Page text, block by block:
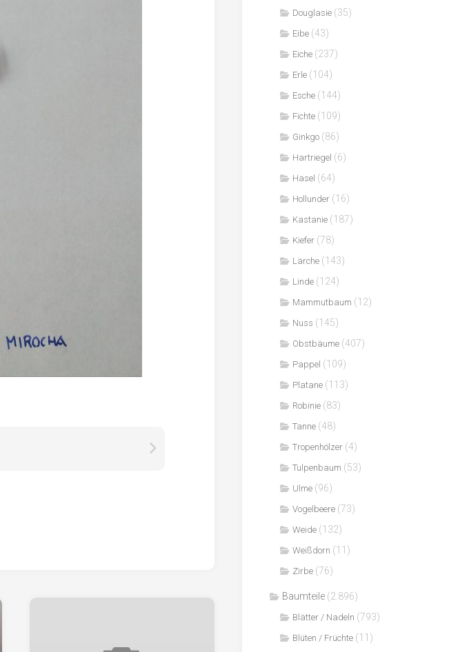
Douglasie (35)
Eibe (43)
Eiche (237)
Erle (104)
Esche (144)
Fichte (109)
Ginkgo (86)
Hartriegel (6)
Hasel (64)
Hollunder (16)
Kastanie (187)
Kiefer (78)
Lärche (143)
Linde (124)
Mammutbaum (12)
Nuss (145)
Obstbäume (407)
Pappel (109)
Platane (113)
Robinie (83)
Tanne (48)
Tropenhölzer (4)
Tulpenbaum (53)
Ulme (96)
Vogelbeere (73)
Weide (132)
Weißdorn (11)
Zirbe (76)
Baumteile (2.896)
Blätter / Nadeln (793)
Blüten / Früchte (11)